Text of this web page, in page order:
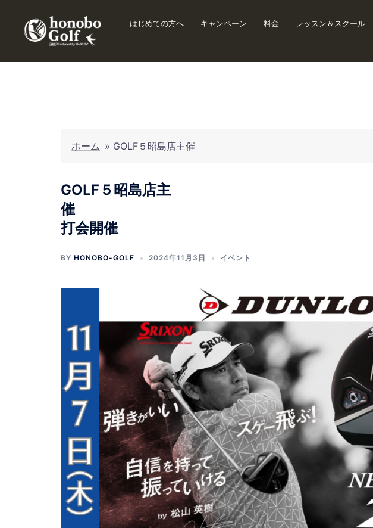
はじめての方へ キャンペーン 料金 レッスン＆スクール
ホーム » GOLF５昭島店主催 最新
GOLF５昭島店主
催 最新ク
打会開催
BY HONOBO-GOLF 2024年11月3日 イベント